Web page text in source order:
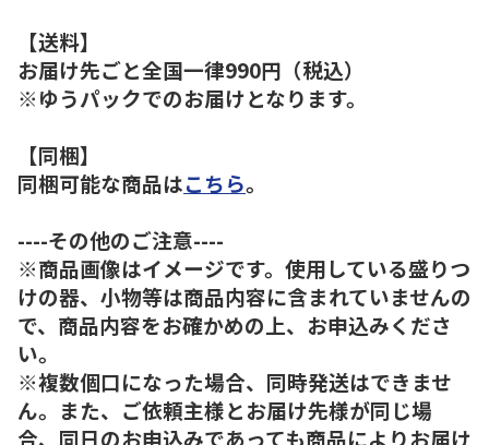
【送料】
お届け先ごと全国一律990円（税込）
※ゆうパックでのお届けとなります。
【同梱】
同梱可能な商品はこちら。
----その他のご注意----
※商品画像はイメージです。使用している盛りつ
けの器、小物等は商品内容に含まれていませんの
で、商品内容をお確かめの上、お申込みくださ
い。
※複数個口になった場合、同時発送はできませ
ん。また、ご依頼主様とお届け先様が同じ場
合、同日のお申込みであっても商品によりお届け